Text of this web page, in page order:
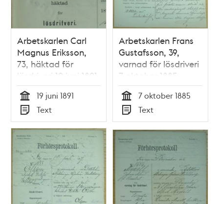
Arbetskarlen Carl
Magnus Eriksson,
73, häktad för
lösdriveri 19 juni 1891
- polisförhör
Tid
19 juni 1891
Typ
Text
Arbetskarlen Frans
Gustafsson, 39,
varnad för lösdriveri
7 oktober 1885 -
polisförhör
Tid
7 oktober 1885
Typ
Text